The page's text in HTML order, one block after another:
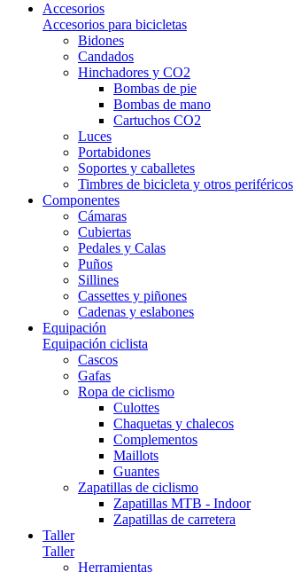
Accesorios
Accesorios para bicicletas
Bidones
Candados
Hinchadores y CO2
Bombas de pie
Bombas de mano
Cartuchos CO2
Luces
Portabidones
Soportes y caballetes
Timbres de bicicleta y otros periféricos
Componentes
Cámaras
Cubiertas
Pedales y Calas
Puños
Sillines
Cassettes y piñones
Cadenas y eslabones
Equipación
Equipación ciclista
Cascos
Gafas
Ropa de ciclismo
Culottes
Chaquetas y chalecos
Complementos
Maillots
Guantes
Zapatillas de ciclismo
Zapatillas MTB - Indoor
Zapatillas de carretera
Taller
Taller
Herramientas